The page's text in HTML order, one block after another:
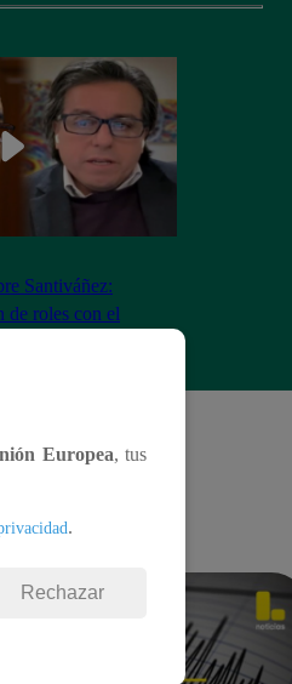
Santiváñez:
de roles con el
Europea, tus
.
Rechazar